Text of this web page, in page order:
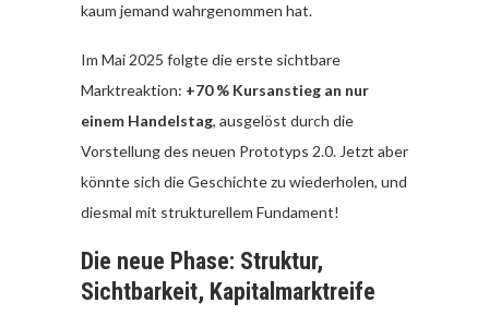
kaum jemand wahrgenommen hat.
Im Mai 2025 folgte die erste sichtbare
Marktreaktion: +70 % Kursanstieg an nur
einem Handelstag, ausgelöst durch die
Vorstellung des neuen Prototyps 2.0. Jetzt aber
könnte sich die Geschichte zu wiederholen, und
diesmal mit strukturellem Fundament!
Die neue Phase: Struktur,
Sichtbarkeit, Kapitalmarktreife